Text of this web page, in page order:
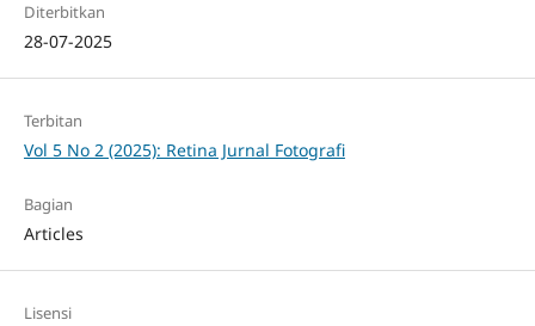
Diterbitkan
28-07-2025
Terbitan
Vol 5 No 2 (2025): Retina Jurnal Fotografi
Bagian
Articles
Lisensi